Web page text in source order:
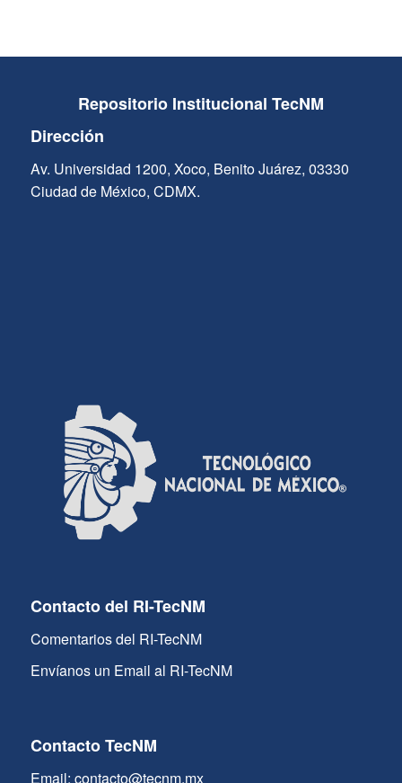
Repositorio Institucional TecNM
Dirección
Av. Universidad 1200, Xoco, Benito Juárez, 03330
Ciudad de México, CDMX.
Contacto del RI-TecNM
Comentarios del RI-TecNM
Envíanos un Email al RI-TecNM
Contacto TecNM
Email: contacto@tecnm.mx